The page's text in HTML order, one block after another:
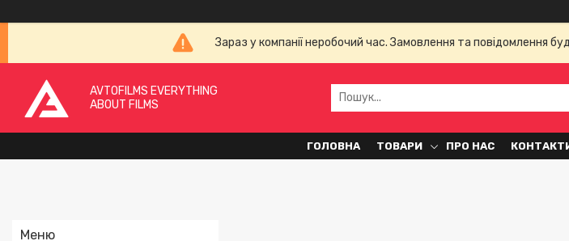
Зараз у компанії неробочий час. Замовлення та повідомлення
AVTOFILMS EVERYTHING
ABOUT FILMS
ГОЛОВНА ТОВАРИ ПРО НАС